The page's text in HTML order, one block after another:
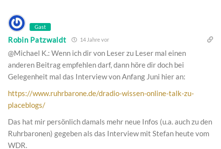
Gast
Robin Patzwaldt 14 Jahre vor
@Michael K.: Wenn ich dir von Leser zu Leser mal einen
anderen Beitrag empfehlen darf, dann höre dir doch bei
Gelegenheit mal das Interview von Anfang Juni hier an:
https://www.ruhrbarone.de/dradio-wissen-online-talk-zu-
placeblogs/
Das hat mir persönlich damals mehr neue Infos (u.a. auch zu den
Ruhrbaronen) gegeben als das Interview mit Stefan heute vom
WDR.